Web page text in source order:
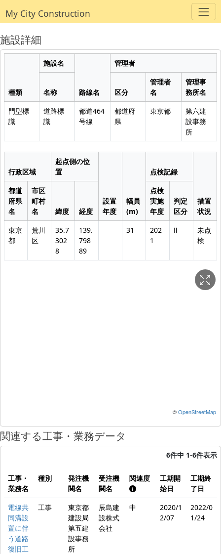
My City Construction
施設詳細
種類
施設名
路線名
管理者
名称 区分
管理者
名
管理事
務所名
門型標
識
道路標
識
都道464
号線
都道府
県
東京都
第六建
設事務
所
行政区域
起点側の位
置
設置
年度
幅員
(m)
点検記録
措置
状況
都道
府県
名
市区
町村
名
緯度 経度
点検
実施
年度
判定
区分
東京
都
荒川
区
35.7
302
8
139.
798
89
31
202
1
Ⅱ
未点
検
©OpenStreetMap
関連する工事・業務データ
6件中 1-6件表示
工事・
業務名
種別
発注機
関名
受注機
関名
関連度
工期開
始日
工期終
了日
電線共
同溝設
置に伴
う道路
復旧工
工事
東京都
建設局
第五建
設事務
所
辰島建
設株式
会社
中
2020/1
2/07
2022/0
1/24